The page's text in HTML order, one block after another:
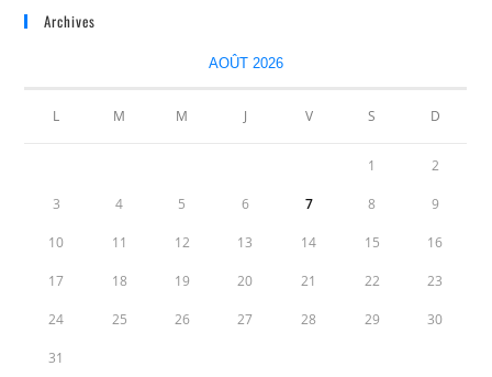
Archives
AOÛT 2026
L M M J V S D
1 2
3 4 5 6 7 8 9
10 11 12 13 14 15 16
17 18 19 20 21 22 23
24 25 26 27 28 29 30
31